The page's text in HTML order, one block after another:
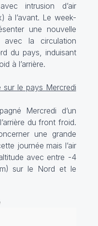
intrusion d’air
à l’avant. Le week-
une nouvelle
avec la circulation
du pays, induisant
à l’arrière.
sur le pays Mercredi
Mercredi d’un
du front froid.
une grande
journée mais l’air
avec entre -4
sur le Nord et le